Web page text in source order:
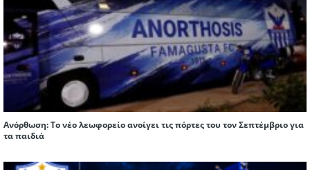
Ανόρθωση: Το νέο λεωφορείο ανοίγει τις πόρτες του τον Σεπτέμβριο για
τα παιδιά